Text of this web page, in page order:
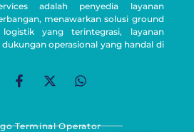
adalah penyedia layanan
menawarkan solusi ground
yang terintegrasi, layanan
operasional yang handal di
Terminal Operator